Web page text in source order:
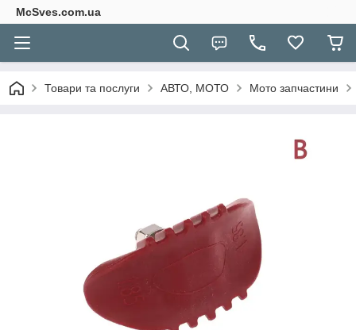
McSves.com.ua
Товари та послуги АВТО, МОТО Мото запчастини